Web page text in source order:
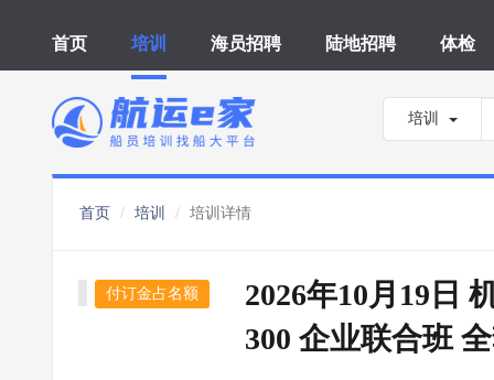
首页 培训 海员招聘 陆地招聘 体检
培训
首页 培训 培训详情
付订金占名额
2026年10月19日
300 企业联合班